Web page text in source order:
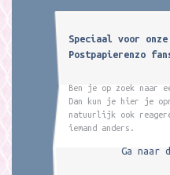
Speciaal voor onze
Postpapierenzo
Ben je op zoek naar
Dan kun je hier je
natuurlijk ook
iemand anders.
Ga naar